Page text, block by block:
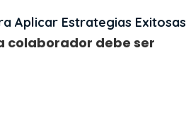
Aplicar Estrategias Exitosas
colaborador debe ser